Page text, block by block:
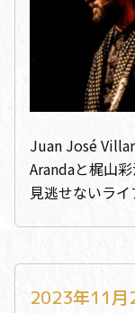
Juan José
Arandaと梶山
見逃せないライ
2023年11月